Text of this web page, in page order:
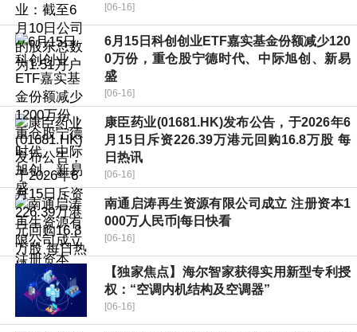
[06-16]
6月15日科创创业ETF嘉实基金份额减少120
0万份，重仓股宁德时代、中际旭创、新易
盛
[06-16]
康臣药业(01681.HK)发布公告，于2026年6
月15日斥资226.39万港元回购16.8万股 每
日热讯
[06-16]
南通启涛再生资源有限公司成立 注册资本1
000万人民币|每日快看
[06-16]
【独家焦点】海尔智家获得实用新型专利授
权：“空调内机结构及空调器”
[06-16]